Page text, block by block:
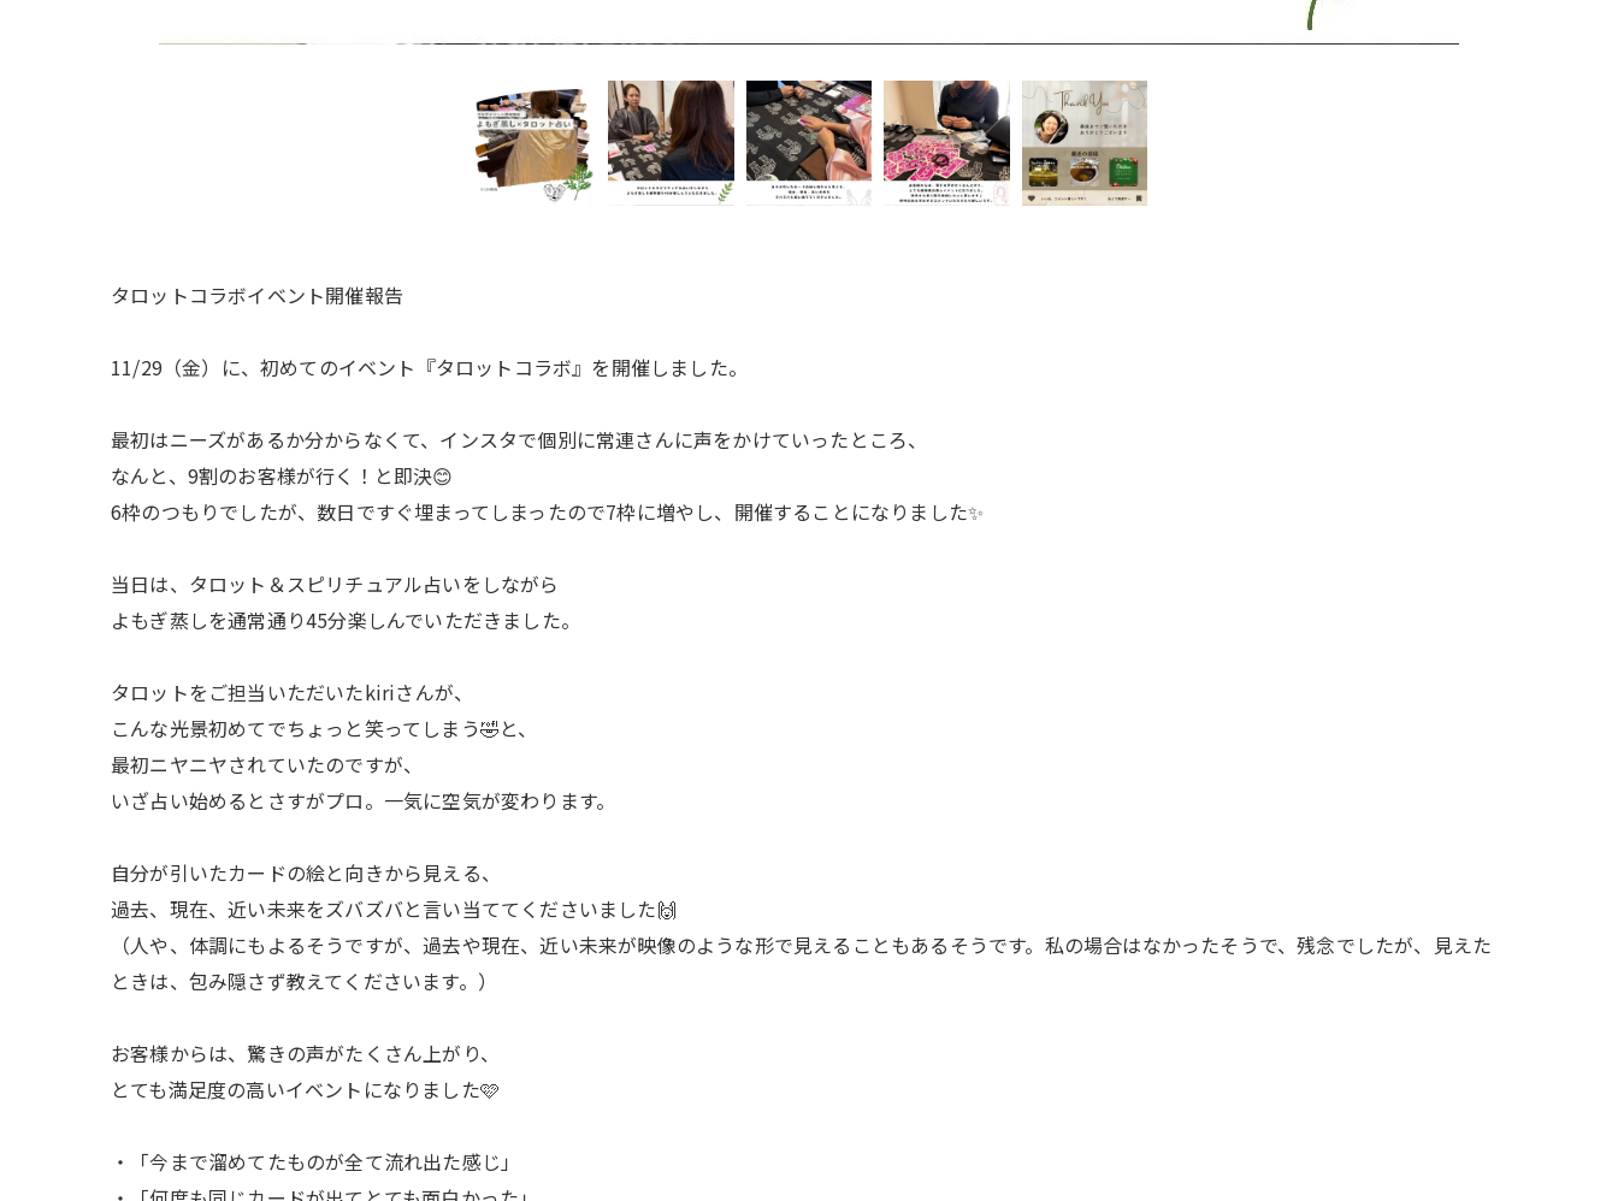
タロットコラボイベント開催報告
11/29（金）に、初めてのイベント『タロットコラボ』を開催しました。
最初はニーズがあるか分からなくて、インスタで個別に常連さんに声をかけていったところ、
なんと、9割のお客様が行く！と即決😊
6枠のつもりでしたが、数日ですぐ埋まってしまったので7枠に増やし、開催することになりました✨
当日は、タロット＆スピリチュアル占いをしながら
よもぎ蒸しを通常通り45分楽しんでいただきました。
タロットをご担当いただいたkiriさんが、
こんな光景初めてでちょっと笑ってしまう🤣と、
最初ニヤニヤされていたのですが、
いざ占い始めるとさすがプロ。一気に空気が変わります。
自分が引いたカードの絵と向きから見える、
過去、現在、近い未来をズバズバと言い当ててくださいました🙌
（人や、体調にもよるそうですが、過去や現在、近い未来が映像のような形で見えることもあるそうです。私の場合はなかったそうで、残念でしたが、見えた
ときは、包み隠さず教えてくださいます。）
お客様からは、驚きの声がたくさん上がり、
とても満足度の高いイベントになりました🩷
・「今まで溜めてたものが全て流れ出た感じ」